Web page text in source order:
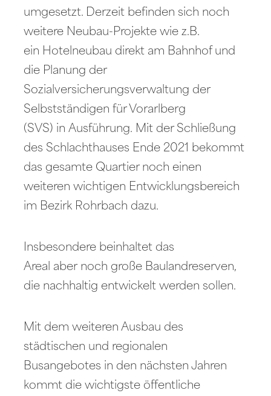
umgesetzt. Derzeit befinden sich noch
weitere Neubau-Projekte wie z.B.
ein Hotelneubau direkt am Bahnhof und
die Planung der
Sozialversicherungsverwaltung der
Selbstständigen für Vorarlberg
(SVS) in Ausführung. Mit der Schließung
des Schlachthauses Ende 2021 bekommt
das gesamte Quartier noch einen
weiteren wichtigen Entwicklungsbereich
im Bezirk Rohrbach dazu.
Insbesondere beinhaltet das
Areal aber noch große Baulandreserven,
die nachhaltig entwickelt werden sollen.
Mit dem weiteren Ausbau des
städtischen und regionalen
Busangebotes in den nächsten Jahren
kommt die wichtigste öffentliche